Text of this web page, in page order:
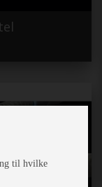
til hvilke